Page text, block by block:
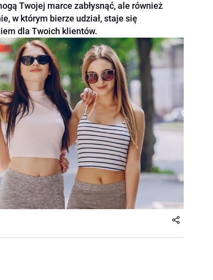
Twojej marce zabłysnąć, ale również
w którym bierze udział, staje się
dla Twoich klientów.